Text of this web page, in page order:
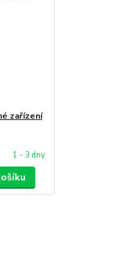
zařízení
1 - 3 dny